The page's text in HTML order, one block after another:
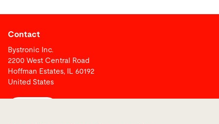
Contact
Bystronic Inc.
2200 West Central Road
Hoffman Estates, IL 60192
United States